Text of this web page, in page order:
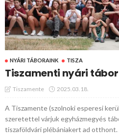
NYÁRI TÁBORAINK TISZA
Tiszamenti nyári tábor
Tiszamente 2025.03.18.
A Tiszamente (szolnoki esperesi
szeretettel várjuk egyházmegyés
tiszaföldvári plébániakert ad